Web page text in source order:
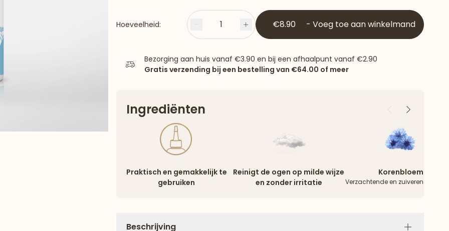
Hoeveelheid: Minder1 Plus €8.90 - Voeg toe aan winkelmand
Bezorging aan huis vanaf €3.90 en bij een afhaalpunt vanaf €2.90
Gratis verzending bij een bestelling van €64.00 of meer
Ingrediënten VorigeVolgende
Praktisch en gemakkelijk te
gebruiken
Reinigt de ogen op milde wijze
en zonder irritatie
Korenbloem
Verzachtende en zuiverende
Beschrijving